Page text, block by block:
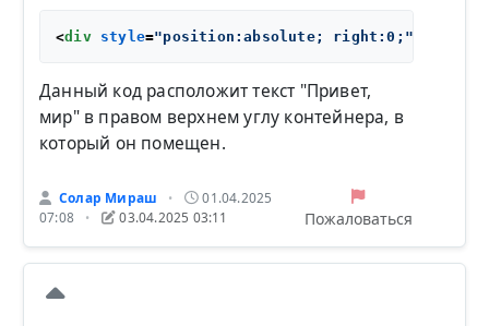
<div style="position:absolute; right:0;"
Данный код расположит текст "Привет,
мир" в правом верхнем углу контейнера, в
который он помещен.
Солар Мираш •
01.04.2025
07:08
• 03.04.2025 03:11 Пожаловаться